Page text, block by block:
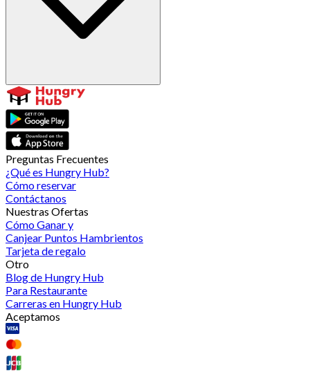
Preguntas Frecuentes
¿Qué es Hungry Hub?
Cómo reservar
Contáctanos
Nuestras Ofertas
Cómo Ganar y
Canjear Puntos Hambrientos
Tarjeta de regalo
Otro
Blog de Hungry Hub
Para Restaurante
Carreras en Hungry Hub
Aceptamos